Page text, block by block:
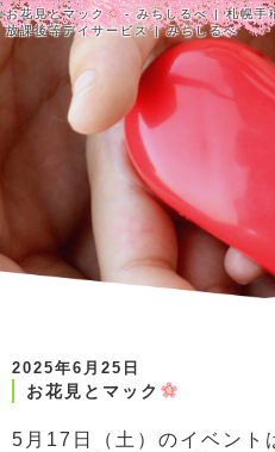
お花見とマック
- みちしるべ | 札幌手
放課後等デイサービス | みちしるべ
2025年6月25日
お花見とマック
5月17日（土）のイベント